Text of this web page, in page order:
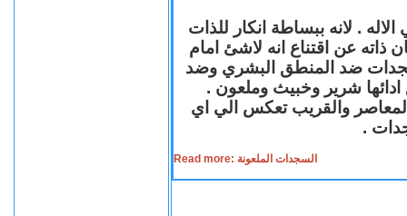
. لانه ببساطة انكار للذات
ذاته عن اقتناع انه لاشئ امام
ضد المنطق البشري وضد
ادائها شرير وخبيث وملعون .
المعاصر والقريب تعكس الي اي
.
Read more: السجدات الملعونة